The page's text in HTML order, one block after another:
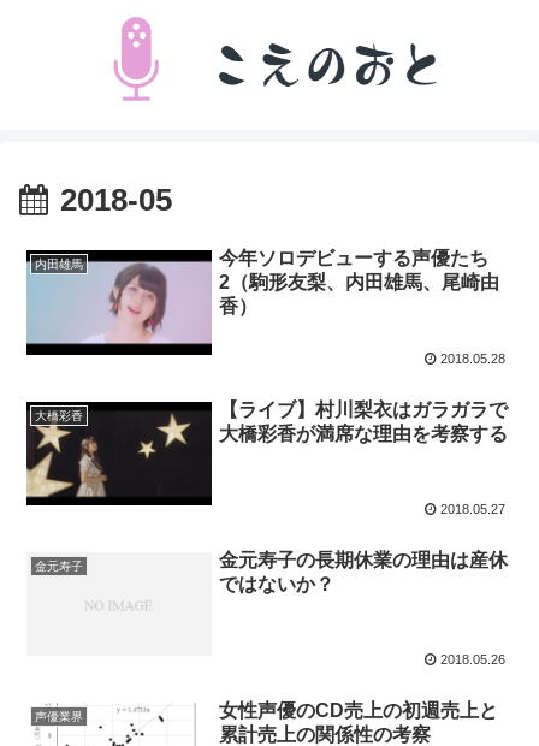
2018-05
内田雄馬
今年ソロデビューする声優たち
2（駒形友梨、内田雄馬、尾崎由
香）
2018.05.28
大橋彩香
【ライブ】村川梨衣はガラガラで
大橋彩香が満席な理由を考察する
2018.05.27
金元寿子
金元寿子の長期休業の理由は産休
ではないか？
2018.05.26
声優業界
女性声優のCD売上の初週売上と
累計売上の関係性の考察